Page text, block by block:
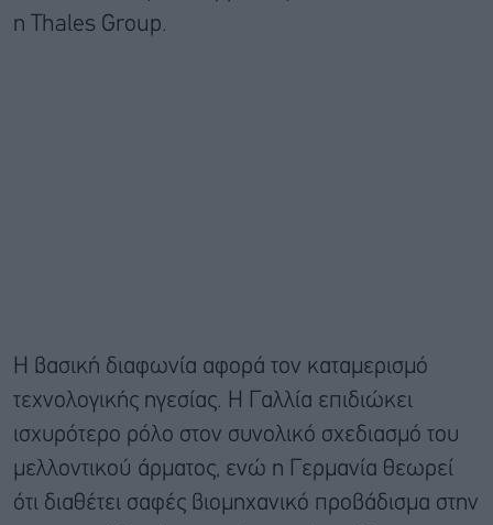
η Thales Group.
Η βασική διαφωνία αφορά τον καταμερισμό
τεχνολογικής ηγεσίας. Η Γαλλία επιδιώκει
ισχυρότερο ρόλο στον συνολικό σχεδιασμό του
μελλοντικού άρματος, ενώ η Γερμανία θεωρεί
ότι διαθέτει σαφές βιομηχανικό προβάδισμα στην